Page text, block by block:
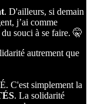
. D'ailleurs, si demain
j’ai comme
souci à se faire. 🤫
autrement que
C'est simplement la
. La solidarité